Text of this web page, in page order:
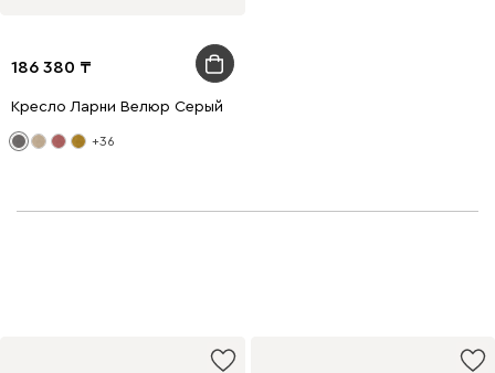
186 380
Кресло Ларни Велюр Серый
+36